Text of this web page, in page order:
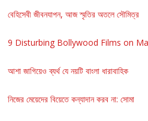
বেহিসেবী জীবনযাপন, আজ স্মৃতির অতলে সৌমিত্র
9 Disturbing Bollywood Films on
আশা জাগিয়েও ব্যর্থ যে নয়টি বাংলা ধারাবাহিক
নিজের মেয়েদের বিয়েতে কন্যাদান করব না: সোমা